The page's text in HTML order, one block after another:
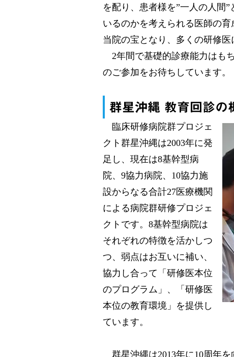
を配り、患者様を”一人の人間
いるのかを考えられる医師の
当院の宝となり、多くの研修医
​2​年間で基礎的診療能力はも
のご参加をお待ちしています。
群星沖縄 教育回診の
臨床研修病院群プロジェ
クト群星沖縄は2003年に発
足し、現在は8基幹型病
院、9協力病院、10協力施
設からなる合計27医療機関
による病院群研修プロジェ
クトです。8基幹型病院は
それぞれの特徴を活かしつ
つ、弱点はお互いに補い、
協力し合って「研修医本位
のプログラム」、「研修医
本位の教育環境」を提供し
ています。
群星沖縄は2013年に10周年を